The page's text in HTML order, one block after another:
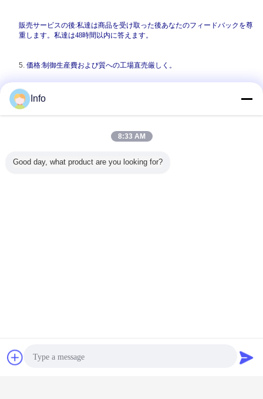
販売サービスの後:私達は商品を受け取った後あなたのフィードバックを尊
重します。私達は48時間以内に答えます。
5. 価格:制御生産費および質への工場直売厳しく。
6.受渡し時間:あなたのための速い配達。受渡し時間は普通沈殿物および
OEM&ODMのパッキング設計を受け取った後もし必要ならおよそ2-3週です。
チャット
Info
8:33 AM
Good day, what product are you looking for?